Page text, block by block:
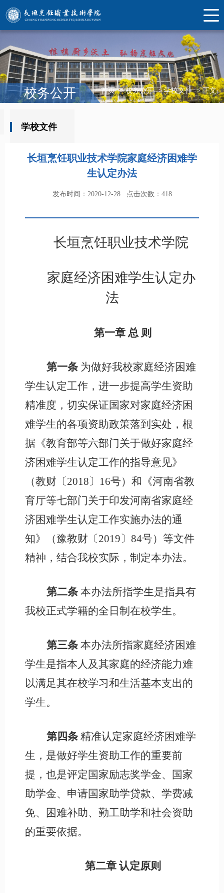
首页 -> 校务公开 -> 学校文件 -> 正文
校务公开
学校文件
长垣烹饪职业技术学院家庭经济困难学
生认定办法
发布时间：2020-12-28 点击次数： 418
长垣烹饪职业技术学院
家庭经济困难学生认定办
法
第一章 总 则
第一条 为做好我校家庭经济困难
学生认定工作，进一步提高学生资助
精准度，切实保证国家对家庭经济困
难学生的各项资助政策落到实处，根
据《教育部等六部门关于做好家庭经
济困难学生认定工作的指导意见》
（教财〔2018〕16号）和《河南省教
育厅等七部门关于印发河南省家庭经
济困难学生认定工作实施办法的通
知》（豫教财〔2019〕84号）等文件
精神，结合我校实际，制定本办法。
第二条 本办法所指学生是指具有
我校正式学籍的全日制在校学生。
第三条 本办法所指家庭经济困难
学生是指本人及其家庭的经济能力难
以满足其在校学习和生活基本支出的
学生。
第四条 精准认定家庭经济困难学
生，是做好学生资助工作的重要前
提，也是评定国家励志奖学金、国家
助学金、申请国家助学贷款、学费减
免、困难补助、勤工助学和社会资助
的重要依据。
第二章 认定原则